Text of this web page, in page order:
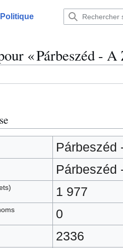
« Párbeszéd -
Párbeszéd
Párbeszéd
1 977
0
2336